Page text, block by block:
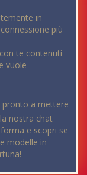
in
più
te contenuti
vuole
pronto a mettere
nostra chat
e scopri se
modelle in